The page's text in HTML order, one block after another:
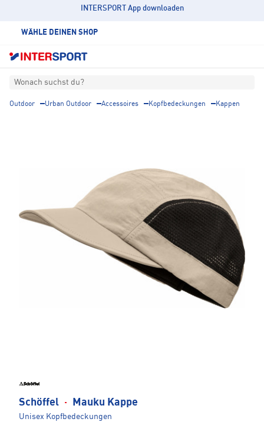
INTERSPORT App downloaden
WÄHLE DEINEN SHOP
Wonach suchst du?
Outdoor Urban Outdoor Accessoires Kopfbedeckungen Kappen
Schöffel · Mauku Kappe
Unisex Kopfbedeckungen